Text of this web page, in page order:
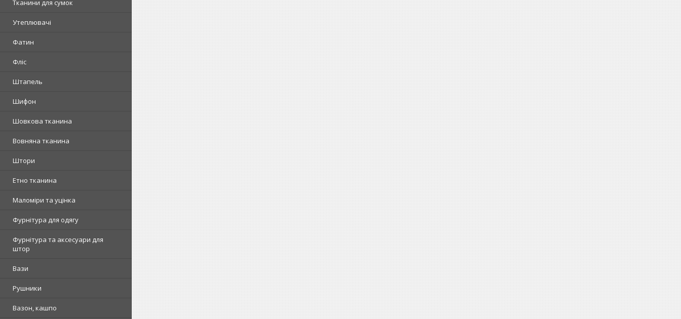
Тканини для сумок
Утеплювачі
Фатин
Фліс
Штапель
Шифон
Шовкова тканина
Вовняна тканина
Штори
Етно тканина
Маломіри та уцінка
Фурнітура для одягу
Фурнітура та аксесуари для
штор
Вази
Рушники
Вазон, кашпо